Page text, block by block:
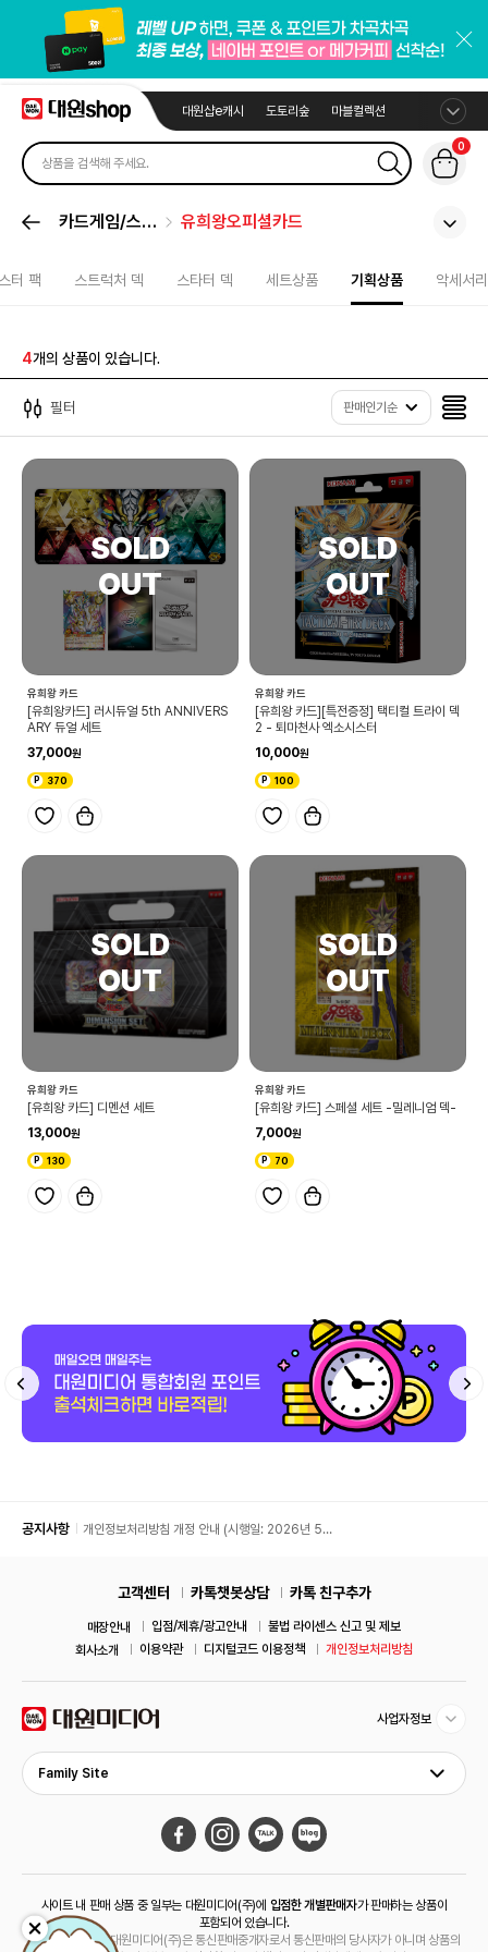
대원샵e캐시 도토리숲 마블컬렉션
0
카드게임/스포
유희왕오피셜카드
터 팩 스트럭처 덱 스타터 덱 세트상품 기획상품 악세서리
4개의 상품이 있습니다.
필터 판매인기순
유희왕 카드
[유희왕카드] 러시듀얼 5th ANNIVERS
ARY 듀얼 세트
37,000
370
유희왕 카드
[유희왕 카드][특전증정] 택티컬 트라이 덱
2 - 퇴마천사 엑소시스터
10,000
100
유희왕 카드
[유희왕 카드] 디멘션 세트
13,000
130
유희왕 카드
[유희왕 카드] 스페셜 세트 -밀레니엄 덱-
7,000
70
공지사항
개인정보처리방침 개정 안내 (시행일: 2026년 5월
고객센터 카톡챗봇상담 카톡 친구추가
매장안내 입점/제휴/광고안내
불법 라이센스 신고 및 제보
회사소개
이용약관 디지털코드 이용정책 개인정보처리방침
사업자정보
Family Site
사이트 내 판매 상품 중 일부는 대원미디어(주)에 입점한 개별판매자가 판매하는 상품이
포함되어 있습니다.
해당 상품의 경우 대원미디어(주)은 통신판매중개자로서 통신판매의 당사자가 아니며 상품의